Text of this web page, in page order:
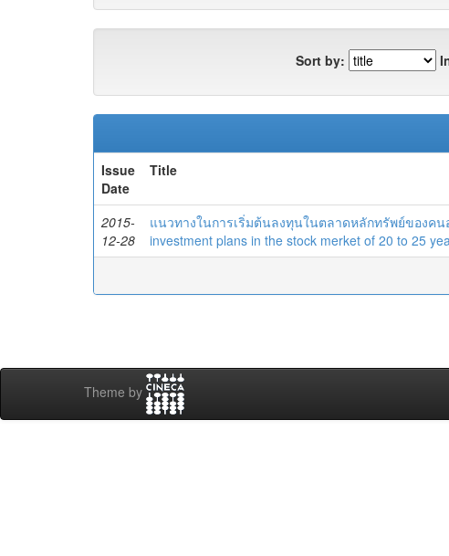
Sort by:
Issue
Date
Title
2015-
12-28
แนวทางในการเริ่มต้นลงทุนในตลาดหลักทรัพย์ของคน
investment plans in the stock merket of 20 to 25
Theme by